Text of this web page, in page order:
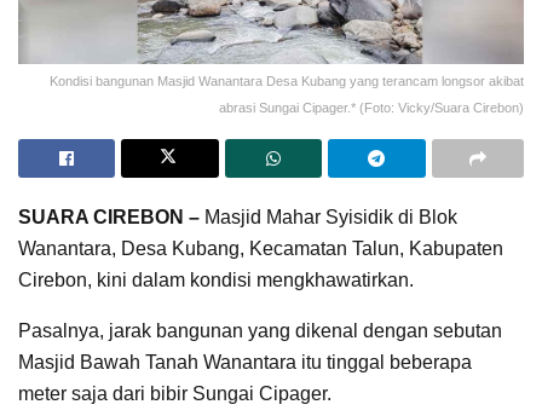
Kondisi bangunan Masjid Wanantara Desa Kubang yang terancam longsor akibat
abrasi Sungai Cipager.* (Foto: Vicky/Suara Cirebon)
SUARA CIREBON – Masjid Mahar Syisidik di Blok
Wanantara, Desa Kubang, Kecamatan Talun, Kabupaten
Cirebon, kini dalam kondisi mengkhawatirkan.
Pasalnya, jarak bangunan yang dikenal dengan sebutan
Masjid Bawah Tanah Wanantara itu tinggal beberapa
meter saja dari bibir Sungai Cipager.